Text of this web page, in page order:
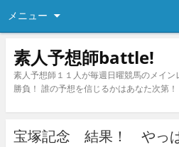
メニュー
素人予想師battle!
素人予想師１１人が毎週日曜競馬のメイ
勝負！ 誰の予想を信じるかはあなた次第！
宝塚記念 結果！ やっぱ